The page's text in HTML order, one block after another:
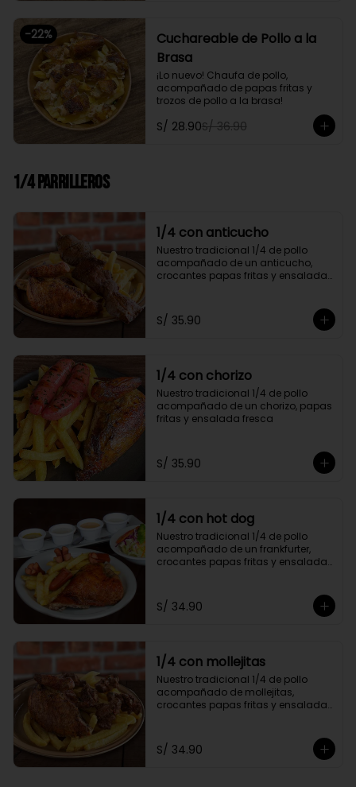
-22%
Cuchareable de Pollo a la
Brasa
¡Lo nuevo! Chaufa de pollo,
acompañado de papas fritas y
trozos de pollo a la brasa!
S/ 28.90S/ 36.90
1/4 Parrilleros
1/4 con anticucho
Nuestro tradicional 1/4 de pollo
acompañado de un anticucho,
crocantes papas fritas y ensalada
S/ 35.90
1/4 con chorizo
Nuestro tradicional 1/4 de pollo
acompañado de un chorizo, papas
fritas y ensalada fresca
S/ 35.90
1/4 con hot dog
Nuestro tradicional 1/4 de pollo
acompañado de un frankfurter,
crocantes papas fritas y ensalada
S/ 34.90
1/4 con mollejitas
Nuestro tradicional 1/4 de pollo
acompañado de mollejitas,
crocantes papas fritas y ensalada
S/ 34.90